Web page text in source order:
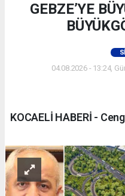
GEBZE’YE
04.08.2026 - 13:24,
KOCAELİ HABERİ -